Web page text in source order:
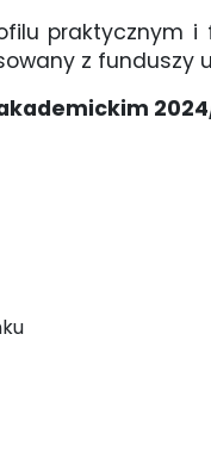
praktycznym
z funduszy